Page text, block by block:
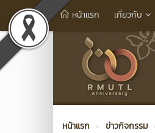
หน้าแรก เกี่ยวกับ
หน้าแรก ข่าวกิจกรรม